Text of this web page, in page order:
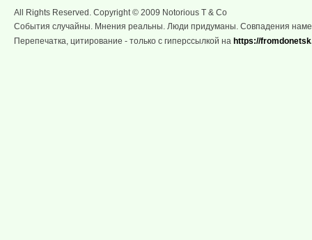
All Rights Reserved. Copyright © 2009 Notorious T & Co
События случайны. Мнения реальны. Люди придуманы. Совпадения
Перепечатка, цитирование - только с гиперссылкой на https://